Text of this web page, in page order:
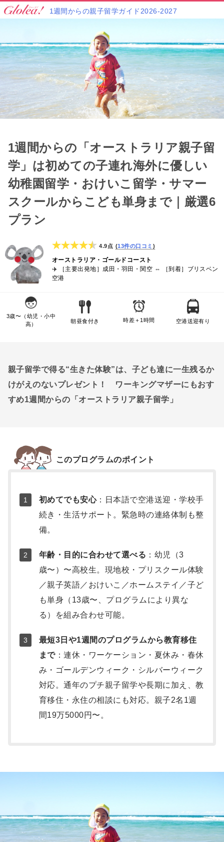
1週間からの親子留学ガイド2026-2027
1週間からの「オーストラリア親子留
学」は初めての子連れ海外に優しい
幼稚園留学・おけいこ留学・サマー
スクールからこども単身まで｜厳選6
プラン
4.9点 13件の口コミ
オーストラリア・ゴールドコースト
✈️ ［主要出発地］成田・羽田・関空 ⇔ ［到着］ブリスベン
空港
3歳〜（幼児・小中
高）
朝昼食付き 時差＋1時間 空港送迎有り
親子留学で得る“生きた体験”は、子ども達に一生残るか
けがえのないプレゼント！ ワーキングマザーにもおす
すめ1週間からの「オーストラリア親子留学」
ト
ラ
このプログラムのポイント
初めてでも安心：日本語で空港送迎・学校手
続き・生活サポート。緊急時の連絡体制も整
備。
年齢・目的に合わせて選べる ：幼児（3
歳〜）〜高校生。現地校・プリスクール体験
／親子英語／おけいこ／ホームステイ／子ど
も単身（13歳〜、プログラムにより異な
る）を組み合わせ可能。
最短3日や1週間のプログラムから教育移住
まで：連休・ワーケーション・夏休み・春休
み・ゴールデンウィーク・シルバーウィーク
対応。通年のプチ親子留学や長期に加え、教
育移住・永住の相談にも対応。 親子2名1週
間19万5000円〜 。